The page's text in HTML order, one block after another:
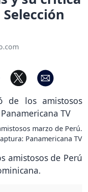
marzo de Perú.
Panamericana TV
amistosos de Perú